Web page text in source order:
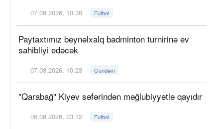
07.08.2026, 10:38 Futbol
Paytaxtımız beynəlxalq badminton turnirinə ev
sahibliyi edəcək
07.08.2026, 10:23 Gündəm
"Qarabağ" Kiyev səfərindən məğlubiyyətlə qayıdır
06.08.2026, 23:12 Futbol